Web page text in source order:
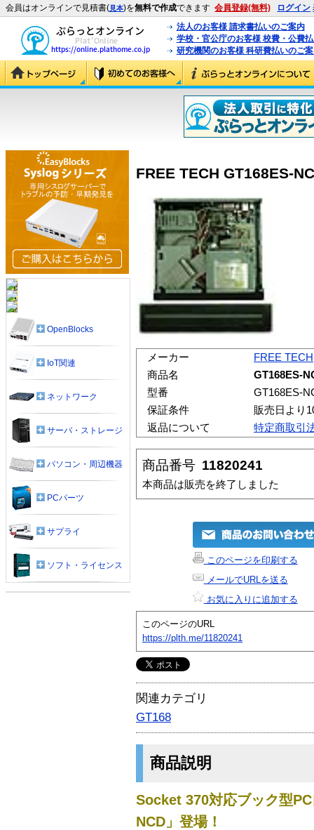
会員はオンラインで見積書(見本)を無料で作成できます 会員登録(無料) ログイン
法人のお客様 請求書払いのご案内
学校・官公庁のお客様 校費・公費
研究機関のお客様 科研費払いのご
FREE TECH GT168ES-
メーカー
FREE TECH
商品名
GT168ES-
型番
GT168ES-
保証条件
販売日より
返品について
特定商取引
商品番号 11820241
本商品は販売を終了しました
このページを印刷する
メールでURLを送る
お気に入りに追加する
このページのURL
https://plth.me/11820241
関連カテゴリ
GT168
商品説明
Socket 370対応ブック型
NCD」登場！
OpenBlocks
IoT関連
ネットワーク
サーバ・ストレージ
パソコン・周辺機器
PCパーツ
サプライ
ソフト・ライセンス